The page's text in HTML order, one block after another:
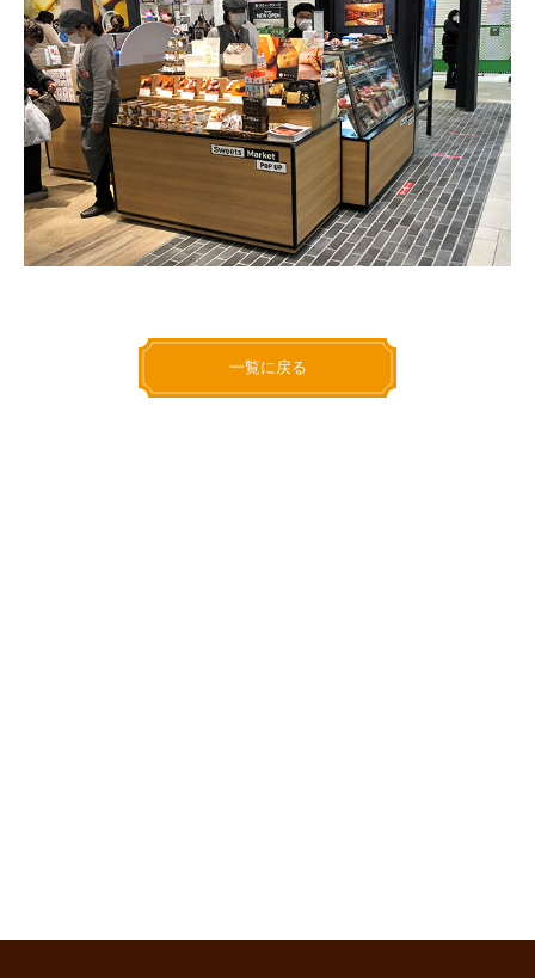
一覧に戻る